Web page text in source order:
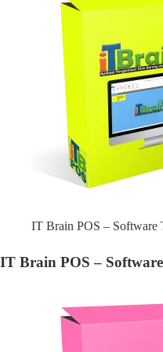
IT Brain POS – Software
IT Brain POS –